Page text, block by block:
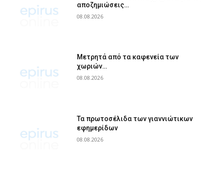
αποζημιώσεις…
08.08.2026
Μετρητά από τα καφενεία των
χωριών…
08.08.2026
Τα πρωτοσέλιδα των γιαννιώτικων
εφημερίδων
08.08.2026